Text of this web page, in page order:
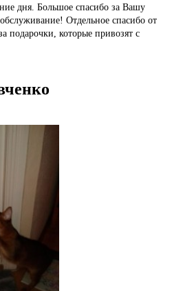
дня. Большое спасибо за Вашу
Отдельное спасибо от
подарочки, которые привозят с